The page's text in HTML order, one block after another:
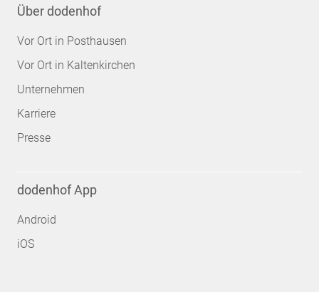
Über dodenhof
Vor Ort in Posthausen
Vor Ort in Kaltenkirchen
Unternehmen
Karriere
Presse
dodenhof App
Android
iOS